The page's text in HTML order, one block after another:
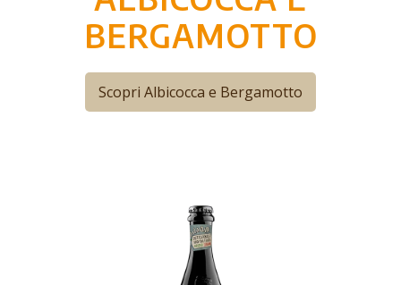
BERGAMOTTO
Scopri Albicocca e Bergamotto